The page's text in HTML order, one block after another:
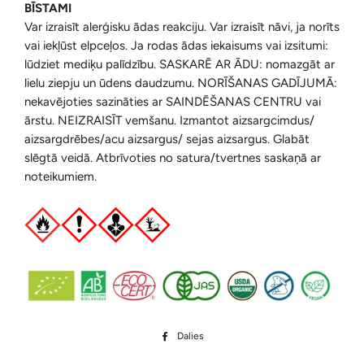
BĪSTAMI
Var izraisīt alerģisku ādas reakciju. Var izraisīt nāvi, ja norīts
vai iekļūst elpceļos. Ja rodas ādas iekaisums vai izsitumi:
lūdziet mediķu palīdzību. SASKARĒ AR ĀDU: nomazgāt ar
lielu ziepju un ūdens daudzumu. NORĪŠANAS GADĪJUMĀ:
nekavējoties sazināties ar SAINDĒŠANAS CENTRU vai
ārstu. NEIZRAISĪT vemšanu. Izmantot aizsargcimdus/
aizsargdrēbes/acu aizsargus/ sejas aizsargus. Glabāt
slēgtā veidā. Atbrīvoties no satura/tvertnes saskaņā ar
noteikumiem.
Dalies